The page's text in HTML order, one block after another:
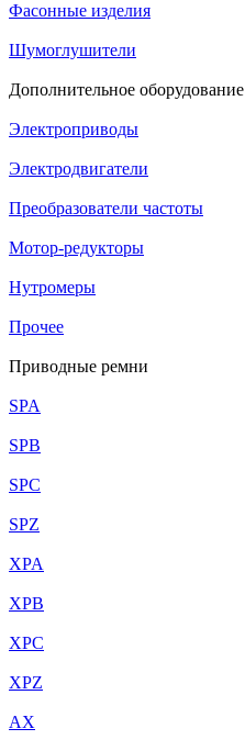
Фасонные изделия
Шумоглушители
Дополнительное оборудование
Электроприводы
Электродвигатели
Преобразователи частоты
Мотор-редукторы
Нутромеры
Прочее
Приводные ремни
SPA
SPB
SPC
SPZ
XPA
XPB
XPC
XPZ
AX